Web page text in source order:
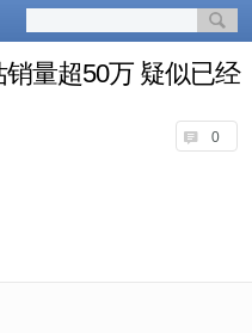
销量超50万 疑似已经
0